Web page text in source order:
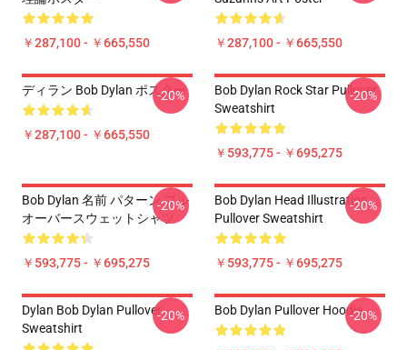
￥287,100 - ￥665,550 ￥287,100 - ￥665,550
ディラン Bob Dylan ポスター
￥287,100 - ￥665,550
-20%
Bob Dylan Rock Star Pullover
Sweatshirt
￥593,775 - ￥695,275
-20%
Bob Dylan 名前 パターン プル
オーバースウェットシャツ
￥593,775 - ￥695,275
-20%
Bob Dylan Head Illustration
Pullover Sweatshirt
￥593,775 - ￥695,275
-20%
Dylan Bob Dylan Pullover
Sweatshirt
-20% Bob Dylan Pullover Hoodie-20%